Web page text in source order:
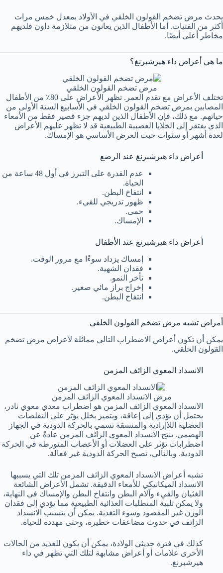
يحدث مرض تضخم القولون الخلقي في الأولاد بمعدل خمس مرات
أكثر من الفتيات. أما الأطفال الذين يعانون من متلازمة داون فلديهم
مخاطر أعلى أيضًا.
ما هي أعراض داء هيرشبرنغ؟
مرض تضخم القولون الخلقي
تختلف الأعراض مع تقدم العمر. تظهر الأعراض على 80٪ من الأطفال
المصابين بمرض تضخم القولون الخلقي في الأسابيع الستة الأولى من
حياتهم. مع ذلك، فإن الأطفال الذين لديهم جزء قصير فقط من الأمعاء
الذي يفتقر إلى الخلايا العصبية الطبيعية قد لا تظهر عليهم الأعراض
لعدة أشهر أو سنوات حيث العرض الأساسي هو الإمساك.
أعراض داء هيرشبرنغ عند الرضع
عدم القدرة على التبرز في أول 48 ساعة من
الحياة.
انتفاخ البطن.
ظهور تدريجي للقيء.
حمى.
الإمساك.
أعراض داء هيرشبرنغ عند الأطفال
إمساك يزداد سوءًا مع مرور الوقت.
فقدان الشهية.
تأخر النمو.
إخراج براز مائي صغير.
انتفاخ البطن.
أمراض تشبه مرض تضخم القولون الخلقي
يمكن أن تكون أعراض الاضطراب التالي مماثلة لأعراض مرض تضخم
القولون الخلقي.
الانسداد المعوي الزائف المزمن
مرض الانسداد المعوي الزائف المزمن
الانسداد المعوي الزائف المزمن هو اضطراب معدي معوي نادر،
يحتمل أن يؤدي إلى إعاقة، ويتميز بخلل يؤثر على التقلصات
العضلية اللاإرادية والمنسقة تسمي بالحركة الدودية في الجهاز
الهضمي. ينتج الانسداد المعوي الزائف المزمن عادةً عن
اضطرابات تؤثر على العضلات أو الأعصاب المتورطة في الحركة
الدودية. وبالتالي، تصبح الحركة الدودية غير فعالة.
تشبه أعراض الانسداد المعوي الزائف المزمن تلك التي يسببها
الانسداد الميكانيكي للأمعاء الدقيقة. تشمل الأعراض الشائعة
الغثيان والقيء وآلام البطن وانتفاخ البطن والإمساك في النهاية،
ولا يمكن تلبية المتطلبات الغذائية الطبيعية مما يؤدي إلى فقدان
الوزن غير المقصود وسوء التغذية. يمكن أن يتسبب الانسداد
الزائف في حدوث مضاعفات خطيرة، وحتى مهددة للحياة.
كذلك في فترة حديثي الولادة، يمكن أن يكون للعديد من الحالات
الأخرى علامات أو أعراض مشابهة لتلك التي تظهر في داء
هيرشبرنغ.